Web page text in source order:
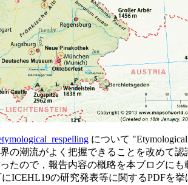
について
の潮流がよく把握できることを改めて
たので，報告内容の概略を本ブログに
ICEHL19の研究発表等に関するPDFを挙